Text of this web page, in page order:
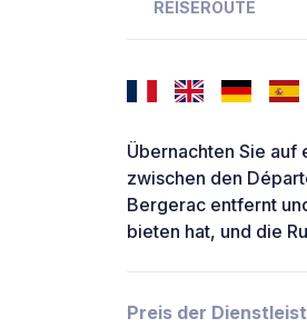
REISEROUTE
Übernachten Sie auf
zwischen den
Bergerac entfernt
bieten hat, und die
Preis der